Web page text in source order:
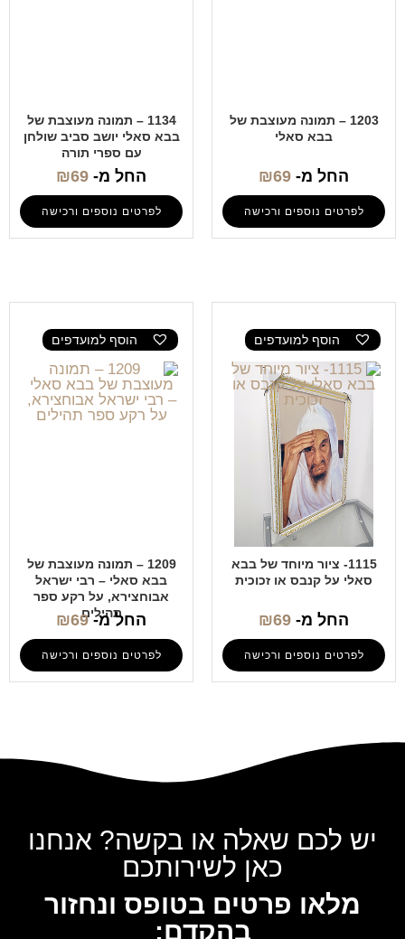
1203 – תמונה מעוצבת של
בבא סאלי
החל מ- ₪69
לפרטים נוספים ורכישה
1134 – תמונה מעוצבת של
בבא סאלי יושב סביב שולחן
עם ספרי תורה
החל מ- ₪69
לפרטים נוספים ורכישה
הוסף למועדפים
1115- ציור מיוחד של בבא
סאלי על קנבס או זכוכית
החל מ- ₪69
לפרטים נוספים ורכישה
הוסף למועדפים
1209 – תמונה מעוצבת של
בבא סאלי – רבי ישראל
אבוחצירא, על רקע ספר
תהילים
החל מ- ₪69
לפרטים נוספים ורכישה
יש לכם שאלה או בקשה? אנחנו
כאן לשירותכם
מלאו פרטים בטופס ונחזור
בהקדם: